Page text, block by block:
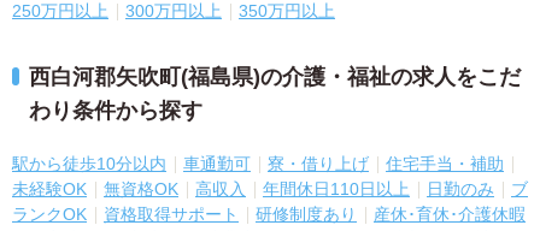
250万円以上 300万円以上 350万円以上
西白河郡矢吹町(福島県)の介護・福祉の求人をこだ
わり条件から探す
駅から徒歩10分以内 車通勤可 寮・借り上げ
住宅手当・補助
未経験OK
無資格OK 高収入 年間休日110日以上 日勤のみ
ブ
ランクOK
資格取得サポート 研修制度あり
産休･育休･介護休暇